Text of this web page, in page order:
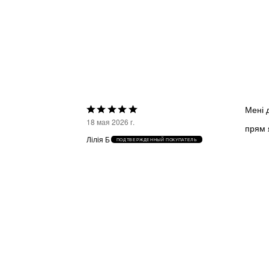
Выбрана
18 мая 2026 г.
Лілія Б
ПОДТВЕРЖДЕННЫЙ ПОКУПАТЕЛЬ
Мені
прям